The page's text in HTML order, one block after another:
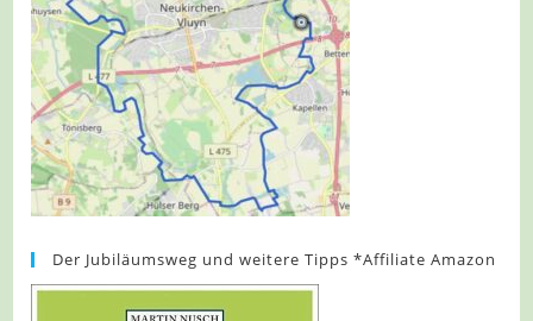
Der Jubiläumsweg und weitere Tipps *Affiliate Amazon